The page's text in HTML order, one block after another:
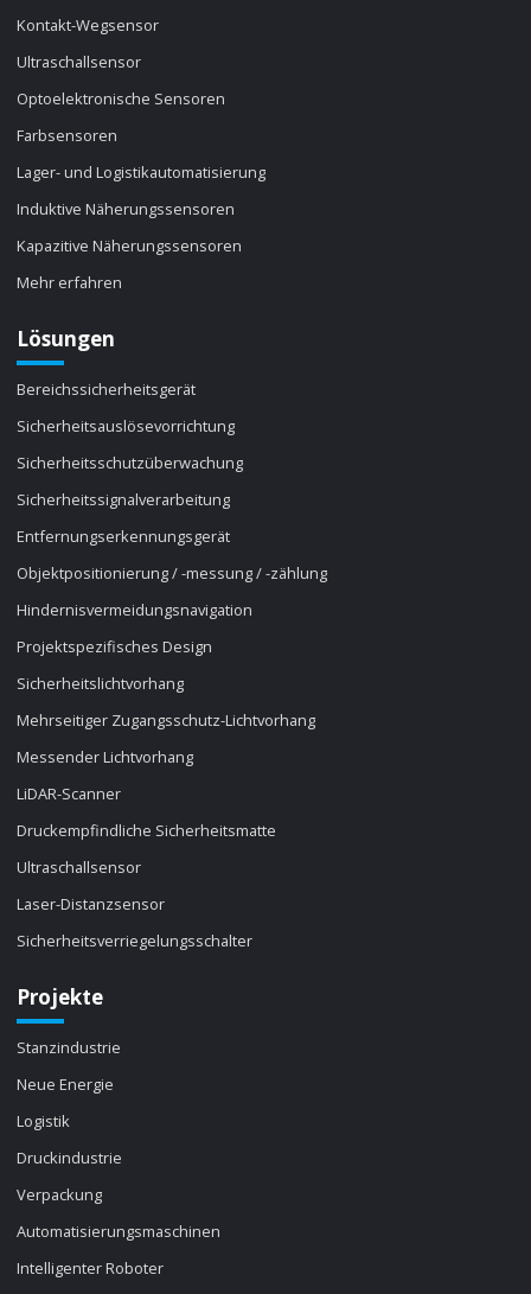
Kontakt-Wegsensor
Ultraschallsensor
Optoelektronische Sensoren
Farbsensoren
Lager- und Logistikautomatisierung
Induktive Näherungssensoren
Kapazitive Näherungssensoren
Mehr erfahren
Lösungen
Bereichssicherheitsgerät
Sicherheitsauslösevorrichtung
Sicherheitsschutzüberwachung
Sicherheitssignalverarbeitung
Entfernungserkennungsgerät
Objektpositionierung / -messung / -zählung
Hindernisvermeidungsnavigation
Projektspezifisches Design
Sicherheitslichtvorhang
Mehrseitiger Zugangsschutz-Lichtvorhang
Messender Lichtvorhang
LiDAR-Scanner
Druckempfindliche Sicherheitsmatte
Ultraschallsensor
Laser-Distanzsensor
Sicherheitsverriegelungsschalter
Projekte
Stanzindustrie
Neue Energie
Logistik
Druckindustrie
Verpackung
Automatisierungsmaschinen
Intelligenter Roboter